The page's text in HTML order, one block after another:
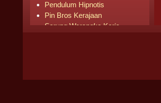
Pendulum Hipnotis
Pin Bros Kerajaan
Sarung Warangka Keris
Pusaka Laris Terjual